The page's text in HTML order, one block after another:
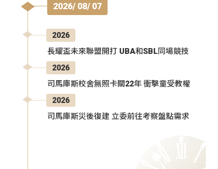
2026/ 08/ 07
2026
長耀盃未來聯盟開打 UBA和SBL同場競技
2026
司馬庫斯校舍無照卡關22年 衝擊童受教權
2026
司馬庫斯災後復建 立委前往考察盤點需求